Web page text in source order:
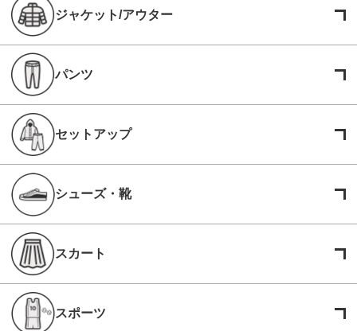
ジャケット/アウター
パンツ
セットアップ
シューズ・靴
スカート
スポーツ